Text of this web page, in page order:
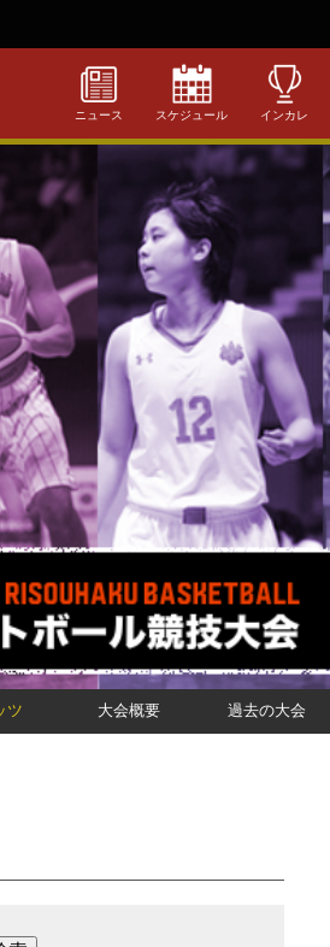
ニュース スケジュール インカレ
ツ 大会概要 過去の大会